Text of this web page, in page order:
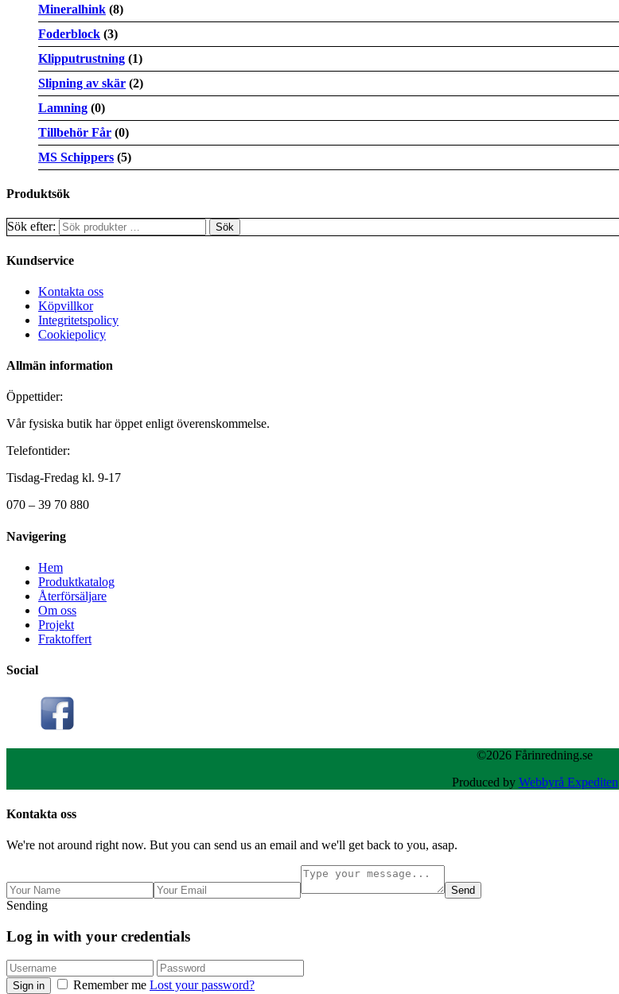
Mineralhink (8)
Foderblock (3)
Klipputrustning (1)
Slipning av skär (2)
Lamning (0)
Tillbehör Får (0)
MS Schippers (5)
Produktsök
Sök efter:
Kundservice
Kontakta oss
Köpvillkor
Integritetspolicy
Cookiepolicy
Allmän information
Öppettider:
Vår fysiska butik har öppet enligt överenskommelse.
Telefontider:
Tisdag-Fredag kl. 9-17
070 – 39 70 880
Navigering
Hem
Produktkatalog
Återförsäljare
Om oss
Projekt
Fraktoffert
Social
©2026 Fårinredning.se
Produced by Webbyrå Expediten
Kontakta oss
We're not around right now. But you can send us an email and we'll get back to you, asap.
Send
Sending
Log in with your credentials
Sign in Remember me Lost your password?